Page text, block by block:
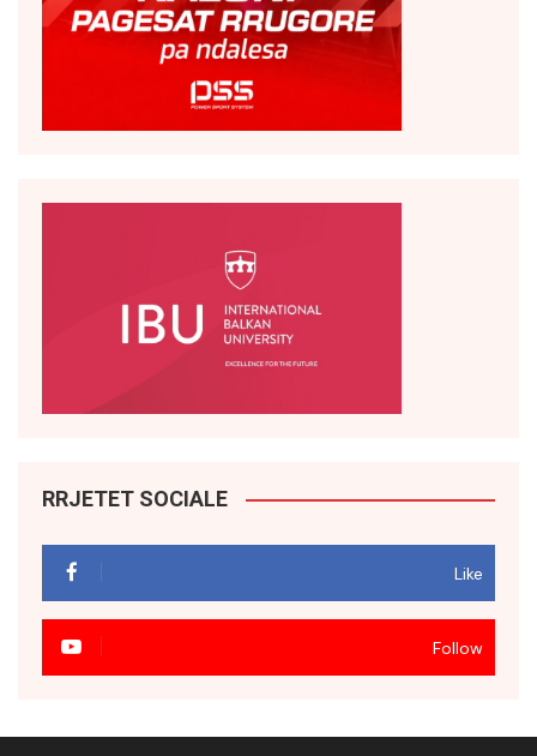
RRJETET SOCIALE
Like
Follow